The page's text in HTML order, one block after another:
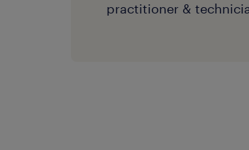
practitioner &